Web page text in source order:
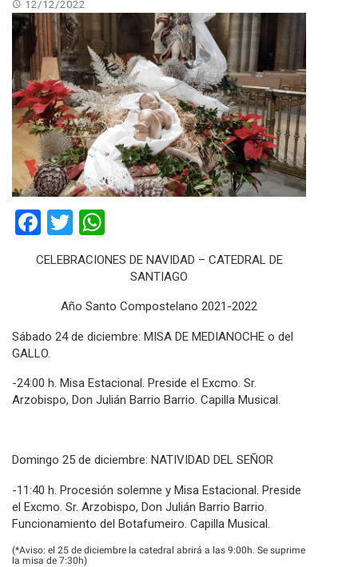
12/12/2022
Facebook
Twitter
CELEBRACIONES DE NAVIDAD – CATEDRAL DE
SANTIAGO
Año Santo Compostelano 2021-2022
Sábado 24 de diciembre: MISA DE MEDIANOCHE o del
GALLO.
-24:00 h. Misa Estacional. Preside el Excmo. Sr.
Arzobispo, Don Julián Barrio Barrio. Capilla Musical.
Domingo 25 de diciembre: NATIVIDAD DEL SEÑOR
-11:40 h. Procesión solemne y Misa Estacional. Preside
el Excmo. Sr. Arzobispo, Don Julián Barrio Barrio.
Funcionamiento del Botafumeiro. Capilla Musical.
(*Aviso: el 25 de diciembre la catedral abrirá a las 9:00h. Se suprime
la misa de 7:30h)